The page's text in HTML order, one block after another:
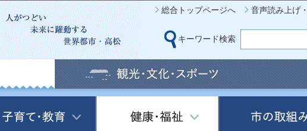
このページの本文へ移動
総合トップページへ 音声読み上げ
キーワード検索